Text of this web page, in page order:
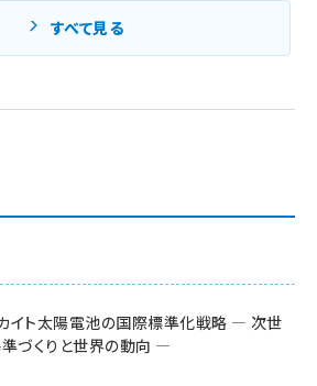
イト太陽電池の国際標準化戦略 ― 次世
づくりと世界の動向 ―
すべて見る